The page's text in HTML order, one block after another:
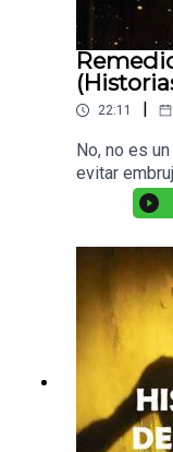
22:11
No, no es
evitar
adelante,
historia, es
los
historia.